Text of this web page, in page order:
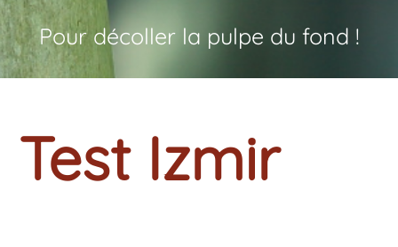
Pour décoller la pulpe du fond !
Test Izmir